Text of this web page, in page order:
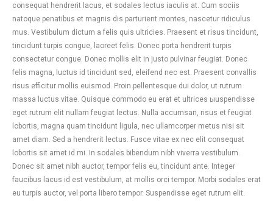
consequat hendrerit lacus, et sodales lectus iaculis at. Cum sociis
natoque penatibus et magnis dis parturient montes, nascetur ridiculus
mus. Vestibulum dictum a felis quis ultricies. Praesent et risus tincidunt,
tincidunt turpis congue, laoreet felis. Donec porta hendrerit turpis
consectetur congue. Donec mollis elit in justo pulvinar feugiat. Donec
felis magna, luctus id tincidunt sed, eleifend nec est. Praesent convallis
risus efficitur mollis euismod. Proin pellentesque dui dolor, ut rutrum
massa luctus vitae. Quisque commodo eu erat et ultrices ыuspendisse
eget rutrum elit nullam feugiat lectus. Nulla accumsan, risus et feugiat
lobortis, magna quam tincidunt ligula, nec ullamcorper metus nisi sit
amet diam. Sed a hendrerit lectus. Fusce vitae ex nec elit consequat
lobortis sit amet id mi. In sodales bibendum nibh viverra vestibulum.
Donec sit amet nibh auctor, tempor felis eu, tincidunt ante. Integer
faucibus lacus id est vestibulum, at mollis orci tempor. Morbi sodales erat
eu turpis auctor, vel porta libero tempor. Suspendisse eget rutrum elit.